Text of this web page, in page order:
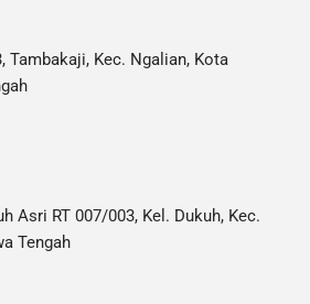
Tambakaji, Kec. Ngalian, Kota
Asri RT 007/003, Kel. Dukuh, Kec.
Tengah